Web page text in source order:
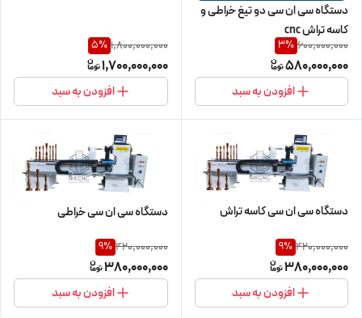
دستگاه سی ان سی دو تیغ خراطی و
کاسه تراش cnc
600,000,000
3%
580,000,000
افزودن به سبد
1,800,000,000
5%
1,700,000,000
افزودن به سبد
دستگاه سی ان سی کاسه تراش
420,000,000
9%
380,000,000
افزودن به سبد
دستگاه سی ان سی خراطی
420,000,000
9%
380,000,000
افزودن به سبد